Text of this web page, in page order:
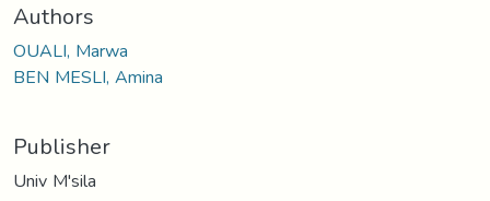
Authors
OUALI, Marwa
BEN MESLI, Amina
Publisher
Univ M'sila